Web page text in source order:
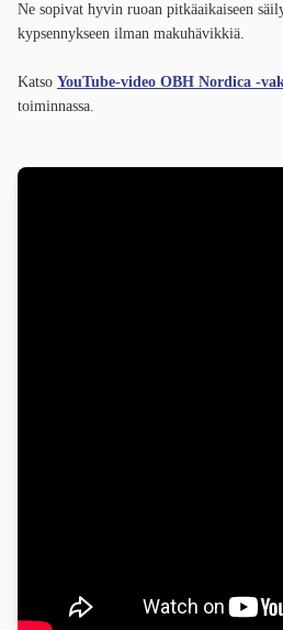
Ne sopivat hyvin ruoan pitkäaikaiseen
kypsennykseen ilman makuhävikkiä.
Katso YouTube-video OBH Nordica -
toiminnassa.